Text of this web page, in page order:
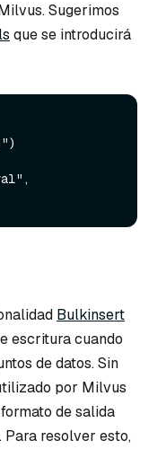
Sugerimos
que se introducirá
Bulkinsert
escritura cuando
de datos. Sin
por Milvus
de salida
resolver esto,